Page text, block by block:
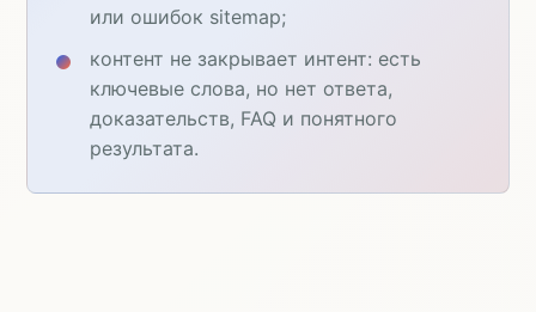
или ошибок sitemap;
контент не закрывает интент: есть
ключевые слова, но нет ответа,
доказательств, FAQ и понятного
результата.